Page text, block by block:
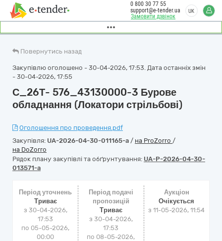
Замовити дзвінок
0 800 30 77 55
support@e-tender.ua
UK
Повернутись назад
Закупівлю оголошено - 30-04-2026, 17:53. Дата останніх змін
- 30-04-2026, 17:55
С_26Т- 576_43130000-3 Бурове
обладнання (Локатори стрільбові)
Оголошення про проведення.pdf
Закупівля: UA-2026-04-30-011165-a / на ProZorro /
на DoZorro
Рядок плану закупівлі та обґрунтування: UA-P-2026-04-30-
013571-a
Період уточнень
Триває
з 30-04-2026,
17:53
по 05-05-2026,
00:00
Період подачі
пропозицій
Триває
з 30-04-2026,
17:53
по 08-05-2026,
Аукціон
Очікується
з11-05-2026, 11:54